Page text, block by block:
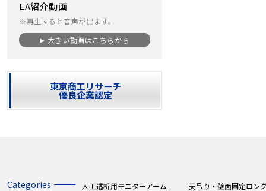
EA紹介動画
※再生すると音声が出ます。
大きい動画はこちらから
東京商工リサーチ
優良企業認定
Categories 人工透析用モニターアーム
天吊り・壁面固定ロン